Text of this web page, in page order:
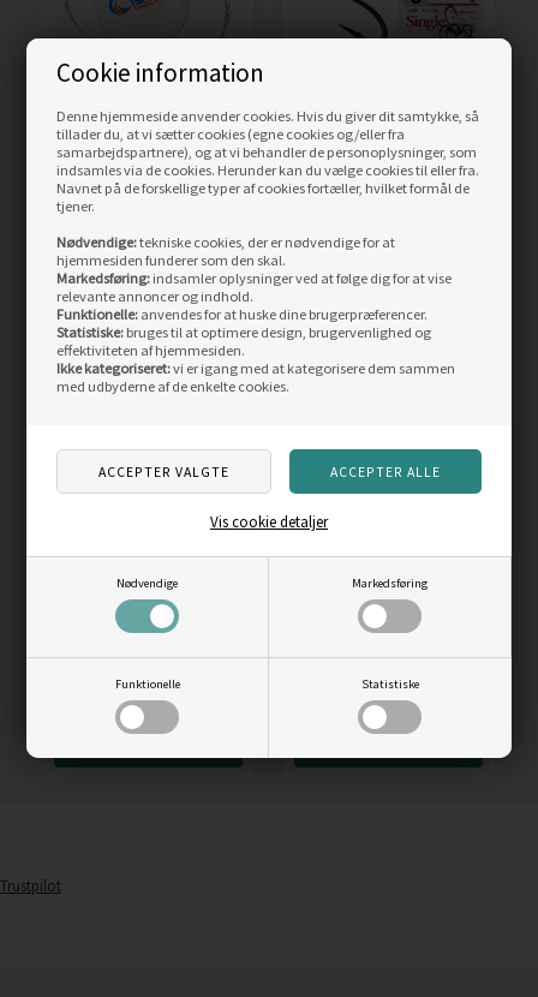
Cookie information
Denne hjemmeside anvender cookies. Hvis du giver dit samtykke, så
tillader du, at vi sætter cookies (egne cookies og/eller fra
samarbejdspartnere), og at vi behandler de personoplysninger, som
indsamles via de cookies. Herunder kan du vælge cookies til eller fra.
Navnet på de forskellige typer af cookies fortæller, hvilket formål de
tjener.
Nødvendige:tekniske cookies, der er nødvendige for at
hjemmesiden funderer som den skal.
Markedsføring: indsamler oplysninger ved at følge dig for at vise
relevante annoncer og indhold.
Funktionelle: anvendes for at huske dine brugerpræferencer.
Statistiske: bruges til at optimere design, brugervenlighed og
effektiviteten af hjemmesiden.
Ikke kategoriseret:vi er igang med at kategorisere dem sammen
med udbyderne af de enkelte cookies.
Nødvendige Markedsføring
Funktionelle Statistiske
Vis cookie detaljer
Målebånd til fiskeri | 150
cm
LÆS MERE
Owner S-99 enkeltkrog
til blink / spinnere
SIDST SETE PRODUKTER
Mustad Scandic svirvel
med blinklås
DKK
Mustad rustfrie
springringe, sølv
DKK
Trustpilot